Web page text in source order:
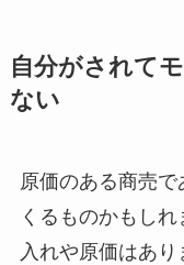
自分がされて
ない
原価のある商売
くるものかもし
入れや原価はあ